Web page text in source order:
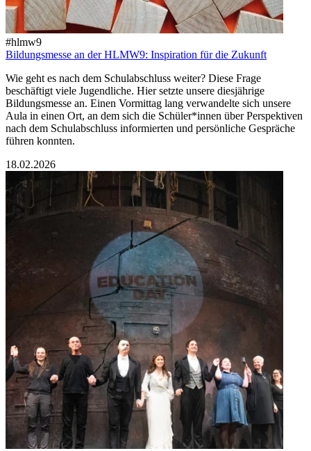
#hlmw9
Bildungsmesse an der HLMW9: Inspiration für die Zukunft
Wie geht es nach dem Schulabschluss weiter? Diese Frage
beschäftigt viele Jugendliche. Hier setzte unsere diesjährige
Bildungsmesse an. Einen Vormittag lang verwandelte sich unsere
Aula in einen Ort, an dem sich die Schüler*innen über Perspektiven
nach dem Schulabschluss informierten und persönliche Gespräche
führen konnten.
18.02.2026